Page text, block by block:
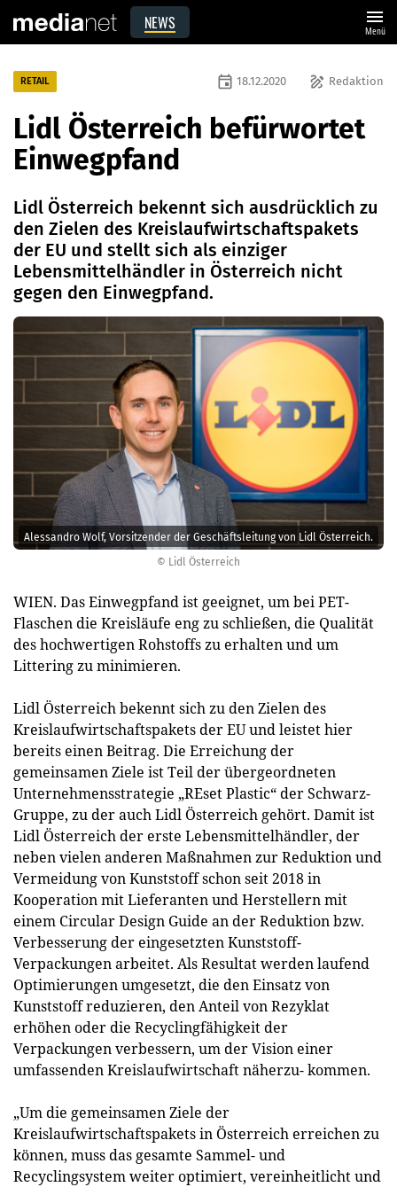
NEWS menu
Menü
© Lidl Österreich
Alessandro Wolf, Vorsitzender der Geschäftsleitung von Lidl Österreich.
RETAIL draw Redaktion
event 18.12.2020
Lidl Österreich befürwortet
Einwegpfand
Lidl Österreich bekennt sich ausdrücklich zu
den Zielen des Kreislaufwirtschaftspakets
der EU und stellt sich als einziger
Lebensmittelhändler in Österreich nicht
gegen den Einwegpfand.
WIEN. Das Einwegpfand ist geeignet, um bei PET-
Flaschen die Kreisläufe eng zu schließen, die Qualität
des hochwertigen Rohstoffs zu erhalten und um
Littering zu minimieren.
Lidl Österreich bekennt sich zu den Zielen des
Kreislaufwirtschaftspakets der EU und leistet hier
bereits einen Beitrag. Die Erreichung der
gemeinsamen Ziele ist Teil der übergeordneten
Unternehmensstrategie „REset Plastic“ der Schwarz-
Gruppe, zu der auch Lidl Österreich gehört. Damit ist
Lidl Österreich der erste Lebensmittelhändler, der
neben vielen anderen Maßnahmen zur Reduktion und
Vermeidung von Kunststoff schon seit 2018 in
Kooperation mit Lieferanten und Herstellern mit
einem Circular Design Guide an der Reduktion bzw.
Verbesserung der eingesetzten Kunststoff-
Verpackungen arbeitet. Als Resultat werden laufend
Optimierungen umgesetzt, die den Einsatz von
Kunststoff reduzieren, den Anteil von Rezyklat
erhöhen oder die Recyclingfähigkeit der
Verpackungen verbessern, um der Vision einer
umfassenden Kreislaufwirtschaft näherzu- kommen.
„Um die gemeinsamen Ziele der
Kreislaufwirtschaftspakets in Österreich erreichen zu
können, muss das gesamte Sammel- und
Recyclingsystem weiter optimiert, vereinheitlicht und